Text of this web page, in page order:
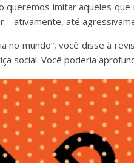
queremos imitar aqueles
– ativamente, até
no mundo”, você disse à
social. Você poderia